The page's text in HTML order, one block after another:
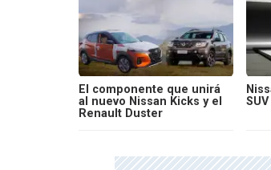
El componente que unirá
al nuevo Nissan Kicks y el
Renault Duster